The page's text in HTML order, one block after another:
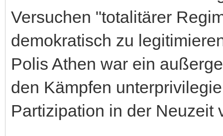
Versuchen "totalitärer
demokratisch zu
Polis Athen war ein
den Kämpfen
Partizipation in der Neuzeit